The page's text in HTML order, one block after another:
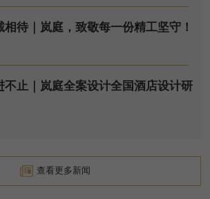
待｜岚庭，致敬每一份精工坚守！
不止｜岚庭全案设计全国酒店设计研
查看更多新闻